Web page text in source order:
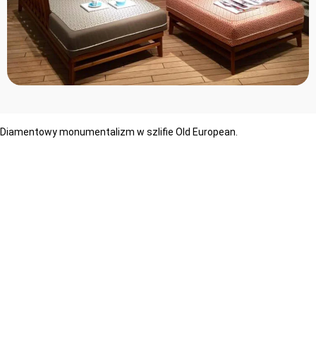
Diamentowy monumentalizm w szlifie Old European.